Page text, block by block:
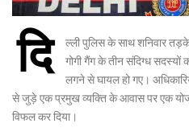
दि
ल्ली पुलिस के साथ शनिवार
गोगी गैंग के तीन संदिग्ध सदस्यों
लगने से घायल हो गए।
से जुड़े एक प्रमुख व्यक्ति के आवास पर एक
विफल कर दिया।